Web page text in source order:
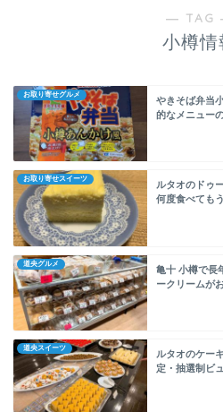
― TAG
小樽情
お取り寄せグルメ
やきそば弁当
的なメニュー
お取り寄せスイーツ
ルタオのドゥ
何度食べても
道央グルメ
亀十 小樽で長
ークリームが
道央スイーツ
ルタオのケー
定・抽選制ビ